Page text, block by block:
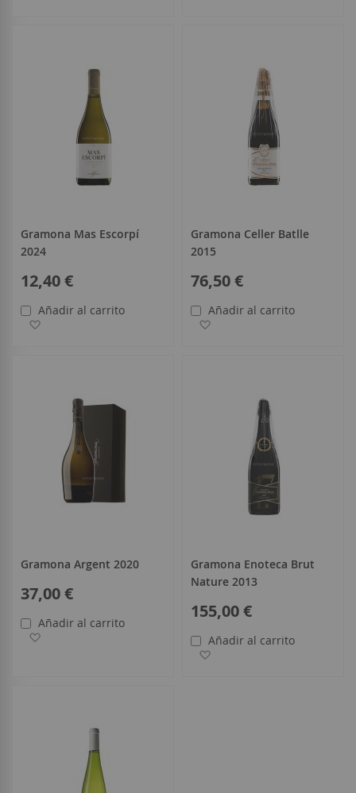
Gramona Mas Escorpí
2024
12,40 €
Añadir al carrito
Gramona Celler Batlle
2015
76,50 €
Añadir al carrito
Gramona Argent 2020
37,00 €
Añadir al carrito
Gramona Enoteca Brut
Nature 2013
155,00 €
Añadir al carrito